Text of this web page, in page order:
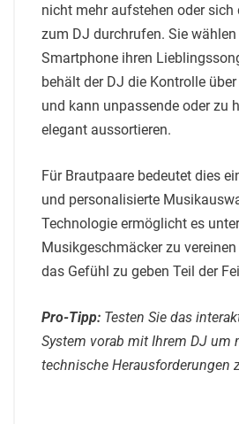
nicht mehr aufstehen oder
zum DJ durchrufen. Sie
Smartphone ihren
behält der DJ die Kontrolle
und kann unpassende oder zu
elegant aussortieren.
Für Brautpaare bedeutet dies
und personalisierte
Technologie ermöglicht es
Musikgeschmäcker zu
das Gefühl zu geben Teil der
Pro-Tipp: Testen Sie das
System vorab mit Ihrem DJ um
technische Herausforderungen